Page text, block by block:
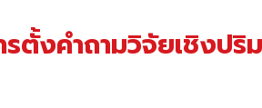
รตั้งคำถามวิจัยเชิงป